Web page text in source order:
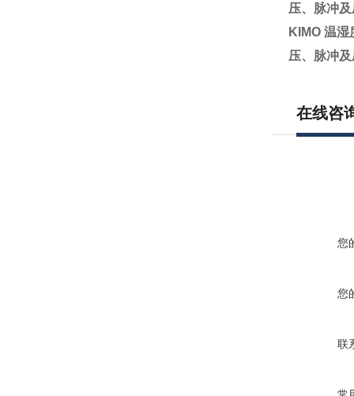
压、脉冲
KIMO 温
压、脉冲
在线咨
您
您
联